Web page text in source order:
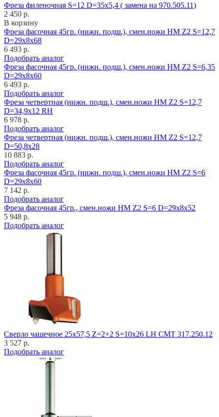
Фреза филеночная S=12 D=35x5,4 ( замена на 970.505.11)
2 450 р.
В корзину
Фреза фасочная 45гр. (нижн. подш.), смен.ножи HM Z2 S=12,7
D=29x8x68
6 493 р.
Подобрать аналог
Фреза фасочная 45гр. (нижн. подш.), смен.ножи HM Z2 S=6,35
D=29x8x60
6 493 р.
Подобрать аналог
Фреза четвертная (нижн. подш.), смен.ножи HM Z2 S=12,7
D=34,9x12 RH
6 978 р.
Подобрать аналог
Фреза четвертная (нижн. подш.), смен.ножи HM Z2 S=12,7
D=50,8x28
10 883 р.
Подобрать аналог
Фреза фасочная 45гр. (нижн. подш.), смен.ножи HM Z2 S=6
D=29x8x60
7 142 р.
Подобрать аналог
Фреза фасочная 45гр., смен.ножи HM Z2 S=6 D=29x8x52
5 948 р.
Подобрать аналог
Cверло чашечное 25x57,5 Z=2+2 S=10x26 LH CMT 317.250.12
3 527 р.
Подобрать аналог